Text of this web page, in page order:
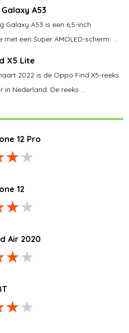
A53
Galaxy A53 is een 6,5-inch
een Super AMOLED-scherm. ...
X5 Lite
2022 is de Oppo Find X5-reeks
in Nederland. De reeks ...
12 Pro
12
Air 2020